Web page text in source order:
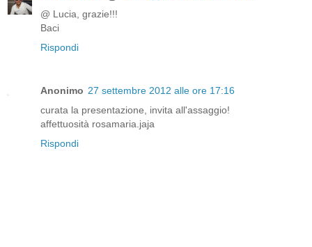
@ Lucia, grazie!!!
Baci
Rispondi
Anonimo 27 settembre 2012 alle ore 17:16
curata la presentazione, invita all'assaggio!
affettuosità rosamaria.jaja
Rispondi